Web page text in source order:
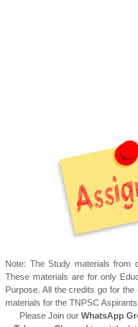
Note: The Study materials from
These materials are for only
Purpose. All the credits go for
materials for the TNPSC
Please Join our WhatsApp